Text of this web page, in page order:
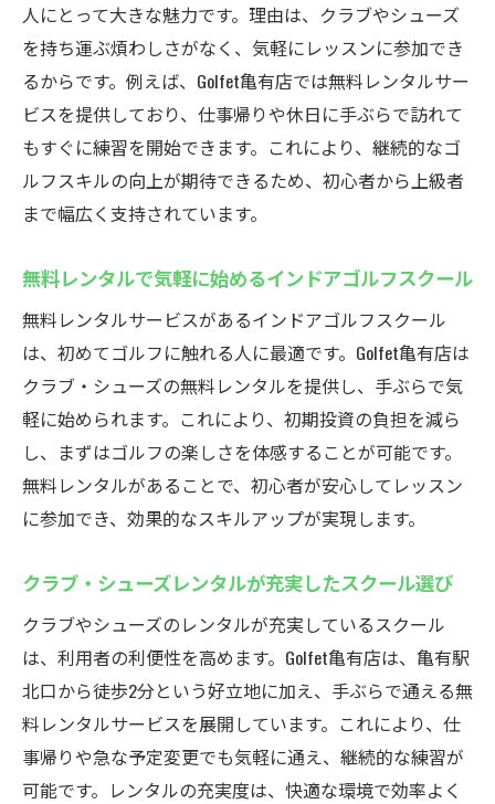
人にとって大きな魅力です。理由は、クラブやシューズ
を持ち運ぶ煩わしさがなく、気軽にレッスンに参加でき
るからです。例えば、Golfet亀有店では無料レンタルサー
ビスを提供しており、仕事帰りや休日に手ぶらで訪れて
もすぐに練習を開始できます。これにより、継続的なゴ
ルフスキルの向上が期待できるため、初心者から上級者
まで幅広く支持されています。
無料レンタルで気軽に始めるインドアゴルフスクール
無料レンタルサービスがあるインドアゴルフスクール
は、初めてゴルフに触れる人に最適です。Golfet亀有店は
クラブ・シューズの無料レンタルを提供し、手ぶらで気
軽に始められます。これにより、初期投資の負担を減ら
し、まずはゴルフの楽しさを体感することが可能です。
無料レンタルがあることで、初心者が安心してレッスン
に参加でき、効果的なスキルアップが実現します。
クラブ・シューズレンタルが充実したスクール選び
クラブやシューズのレンタルが充実しているスクール
は、利用者の利便性を高めます。Golfet亀有店は、亀有駅
北口から徒歩2分という好立地に加え、手ぶらで通える無
料レンタルサービスを展開しています。これにより、仕
事帰りや急な予定変更でも気軽に通え、継続的な練習が
可能です。レンタルの充実度は、快適な環境で効率よく